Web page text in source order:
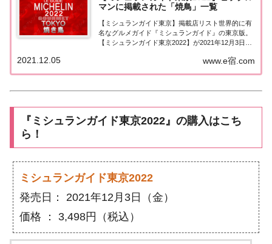
マンに掲載された「焼鳥」一覧
【ミシュランガイド東京】掲載店リスト世界的に有
名なグルメガイド『ミシュランガイド』の東京版。
【ミシュランガイド東京2022】が2021年12月3日に
ルマンに掲載された「焼鳥」を一覧にまとめまし
www.e宿.com
2021.12.05
『ミシュランガイド東京2022』の購入はこち
ら！
ミシュランガイド東京2022
発売日： 2021年12月3日（金）
価格 ： 3,498円（税込）